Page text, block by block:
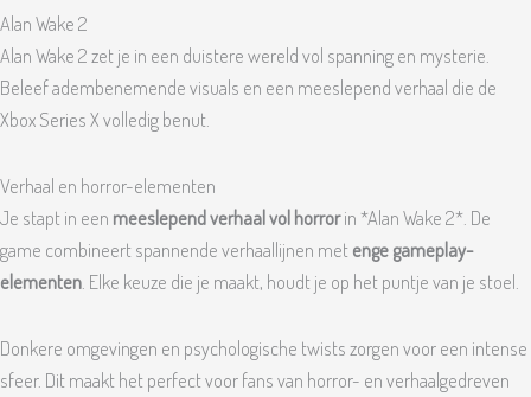
Alan Wake 2
Alan Wake 2 zet je in een duistere wereld vol spanning en mysterie.
Beleef adembenemende visuals en een meeslepend verhaal die de
Xbox Series X volledig benut.
Verhaal en horror-elementen
Je stapt in een meeslepend verhaal vol horrorin *Alan Wake 2*. De
game combineert spannende verhaallijnen metenge gameplay-
elementen . Elke keuze die je maakt, houdt je op het puntje van je stoel.
Donkere omgevingen en psychologische twists zorgen voor een intense
sfeer. Dit maakt het perfect voor fans van horror- en verhaalgedreven